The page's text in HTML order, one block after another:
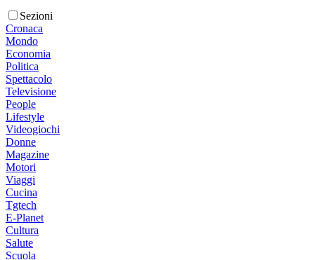
Sezioni
Cronaca
Mondo
Economia
Politica
Spettacolo
Televisione
People
Lifestyle
Videogiochi
Donne
Magazine
Motori
Viaggi
Cucina
Tgtech
E-Planet
Cultura
Salute
Scuola